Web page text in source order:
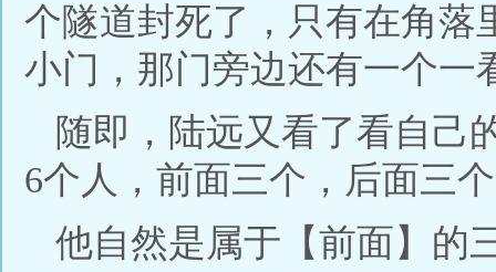
个隧道封死了，只有在角落
小门，那门旁边还有一个一
随即，陆远又看了看自己
6个人，前面三个，后面三
他自然是属于【前面】的